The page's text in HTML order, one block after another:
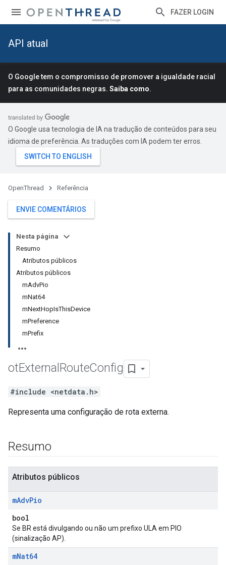
FAZER LOGIN
API atual
O Google tem o compromisso de promover a igualdade racial
para as comunidades negras. Saiba como.
O Google usa tecnologia de IA na tradução de conteúdos para seu
idioma de preferência. As traduções com IA podem ter erros.
OpenThread Referência
ENVIE COMENTÁRIOS
Nesta página
Resumo
Atributos públicos
Atributos públicos
mAdvPio
mNat64
mNextHopIsThisDevice
mPreference
mPrefix
otExternal RouteConfig
#include <netdata.h>
Representa uma configuração de rota externa.
Resumo
Atributos públicos
mAdvPio
bool
Se BR está divulgando ou não um prefixo ULA em PIO
(sinalização AP).
mNat64